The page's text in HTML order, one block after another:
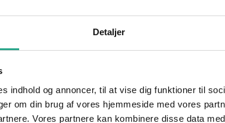
Detaljer
indhold og annoncer, til at vise dig funktioner til
om din brug af vores hjemmeside med vores
Vores partnere kan kombinere disse data